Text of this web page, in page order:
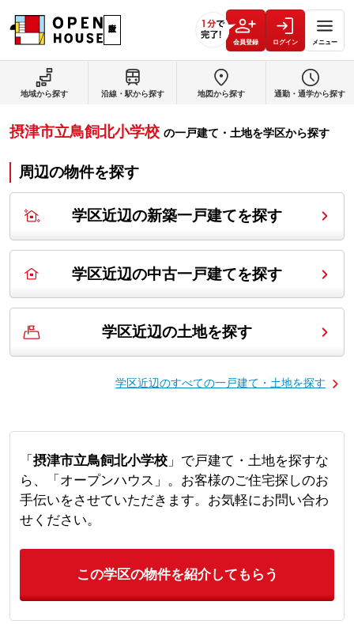
会員登録 ログイン メニュー
地域から探す 沿線・駅から探す 地図から探す 通勤・通学から探す
摂津市立鳥飼北小学校 の一戸建て・土地を学区から探す
周辺の物件を探す
学区近辺の新築一戸建てを探す
学区近辺の中古一戸建てを探す
学区近辺の土地を探す
学区近辺のすべての一戸建て・土地を探す
「 摂津市立鳥飼北小学校」で戸建て・土地を探すな
ら、「オープンハウス」。お客様のご住宅探しのお
手伝いをさせていただきます。お気軽にお問い合わ
せください。
この学区の物件を紹介してもらう